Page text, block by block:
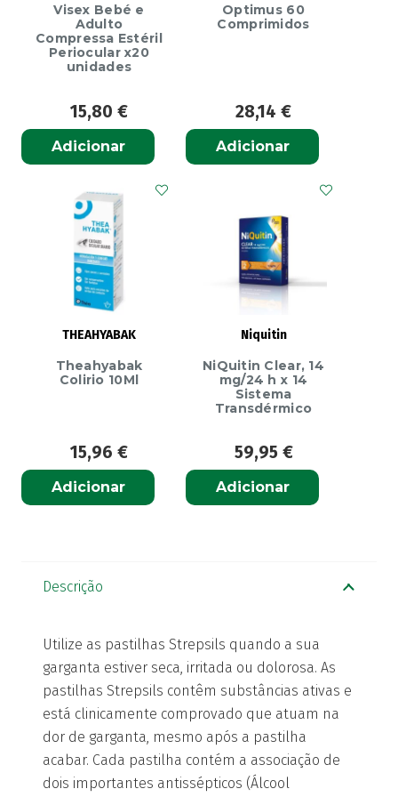
Visex Bebé e
Adulto
Compressa Estéril
Periocular x20
unidades
15,80 €
Adicionar
Optimus 60
Comprimidos
28,14 €
Adicionar
THEAHYABAK
Theahyabak
Colirio 10Ml
15,96 €
Adicionar
Niquitin
NiQuitin Clear, 14
mg/24 h x 14
Sistema
Transdérmico
59,95 €
Adicionar
Descrição
Utilize as pastilhas Strepsils quando a sua
garganta estiver seca, irritada ou dolorosa. As
pastilhas Strepsils contêm substâncias ativas e
está clinicamente comprovado que atuam na
dor de garganta, mesmo após a pastilha
acabar. Cada pastilha contém a associação de
dois importantes antissépticos (Álcool